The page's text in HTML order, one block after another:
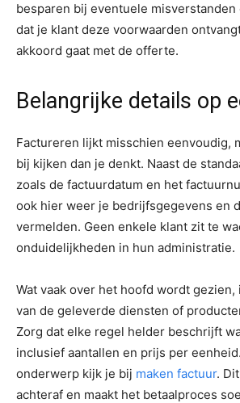
besparen bij eventuele
dat je klant deze voorwaarden
akkoord gaat met de offerte.
Belangrijke details op
Factureren lijkt misschien eenvoudig,
bij kijken dan je denkt. Naast de
zoals de factuurdatum en het
ook hier weer je bedrijfsgegevens en
vermelden. Geen enkele klant zit te
onduidelijkheden in hun administratie.
Wat vaak over het hoofd wordt
van de geleverde diensten of
Zorg dat elke regel helder beschrijft
inclusief aantallen en prijs per
onderwerp kijk je bij maken factuur.
achteraf en maakt het betaalproces